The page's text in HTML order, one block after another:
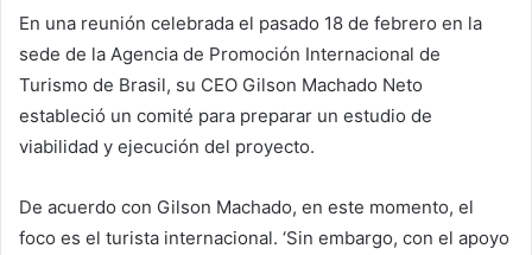
En una reunión celebrada el pasado 18 de febrero en la
sede de la Agencia de Promoción Internacional de
Turismo de Brasil, su CEO Gilson Machado Neto
estableció un comité para preparar un estudio de
viabilidad y ejecución del proyecto.
De acuerdo con Gilson Machado, en este momento, el
foco es el turista internacional. ‘Sin embargo, con el apoyo